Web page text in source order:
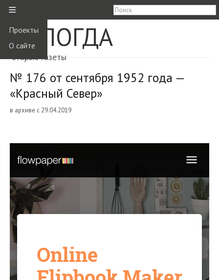
≡
Проекты
О сайте
ВОЛОГДА
старые газеты
№ 176 от сентября 1952 года —
«Красный Север»
в архиве с 29.04.2019